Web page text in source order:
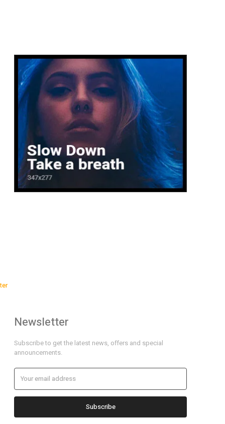
Newsletter
Subscribe to get the latest news, offers and special
announcements.
Subscribe